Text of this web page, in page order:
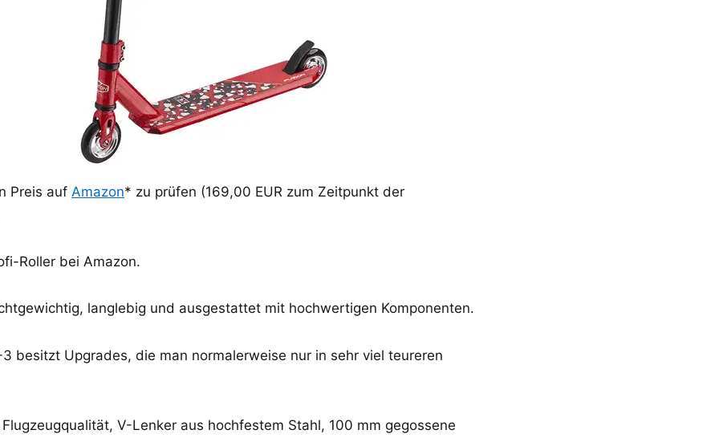
Preis auf Amazon* zu prüfen (169,00 EUR zum Zeitpunkt der
Roller bei Amazon.
langlebig und ausgestattet mit hochwertigen Komponenten.
3 besitzt Upgrades, die man normalerweise nur in sehr viel teureren
V-Lenker aus hochfestem Stahl, 100 mm gegossene